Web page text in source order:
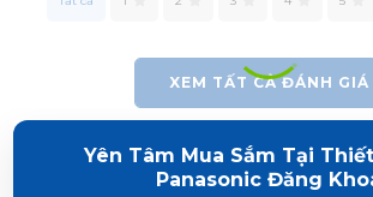
XEM TẤT CẢ ĐÁNH GIÁ
Yên Tâm Mua Sắm Tại
Panasonic Đăng